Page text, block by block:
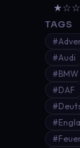
TAGS
#Audi
#BMW
#DAF